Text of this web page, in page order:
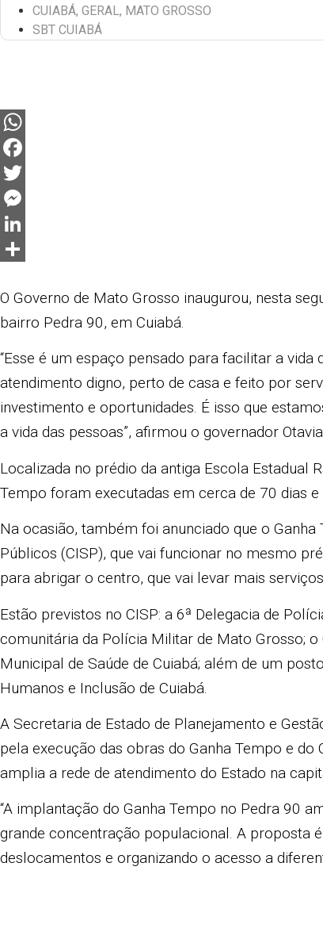
CUIABÁ, GERAL, MATO GROSSO
SBT CUIABÁ
WhatsApp
Facebook
Twitter
Messenger
LinkedIn
O Governo de Mato Grosso inaugurou, nesta
bairro Pedra 90, em Cuiabá.
“Esse é um espaço pensado para facilitar a
atendimento digno, perto de casa e feito por
investimento e oportunidades. É isso que
a vida das pessoas”, afirmou o governador
Localizada no prédio da antiga Escola Estadual
Tempo foram executadas em cerca de 70 dias
Na ocasião, também foi anunciado que o
Públicos (CISP), que vai funcionar no mesmo
para abrigar o centro, que vai levar mais
Estão previstos no CISP: a 6ª Delegacia de
comunitária da Polícia Militar de Mato Grosso;
Municipal de Saúde de Cuiabá; além de um
Humanos e Inclusão de Cuiabá.
A Secretaria de Estado de Planejamento e
pela execução das obras do Ganha Tempo e do
amplia a rede de atendimento do Estado na
“A implantação do Ganha Tempo no Pedra 90
grande concentração populacional. A proposta
deslocamentos e organizando o acesso a